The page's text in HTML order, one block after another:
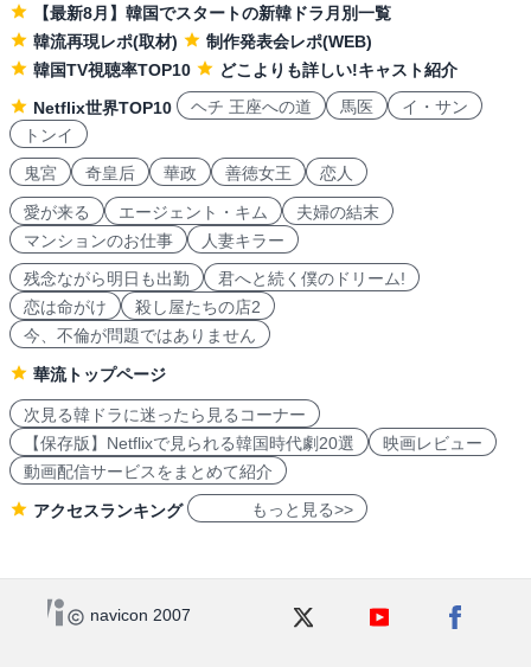
【最新8月】韓国でスタートの新韓ドラ月別一覧
韓流再現レポ(取材)
制作発表会レポ(WEB)
韓国TV視聴率TOP10
どこよりも詳しい!キャスト紹介
Netflix世界TOP10
ヘチ 王座への道 馬医
イ・サン
トンイ
鬼宮
奇皇后 華政 善徳女王 恋人
愛が来る エージェント・キム
夫婦の結末
マンションのお仕事
人妻キラー
残念ながら明日も出勤
君へと続く僕のドリーム!
恋は命がけ
殺し屋たちの店2
今、不倫が問題ではありません
華流トップページ
次見る韓ドラに迷ったら見るコーナー
【保存版】Netflixで見られる韓国時代劇20選
映画レビュー
動画配信サービスをまとめて紹介
アクセスランキング もっと見る>>
navicon 2007